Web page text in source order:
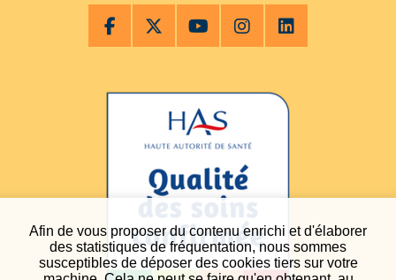
Afin de vous proposer du contenu enrichi et d'élaborer
des statistiques de fréquentation, nous sommes
susceptibles de déposer des cookies tiers sur votre